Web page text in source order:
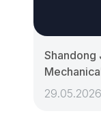
Shandong
29.05.2026